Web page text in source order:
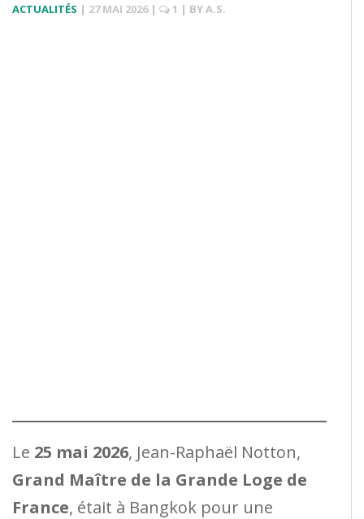
ACTUALITÉS | 27 MAI 2026 | 1 | BYA.S.
Le 25 mai 2026, Jean-Raphaël Notton,
Grand Maître de la Grande Loge de
France, était à Bangkok pour une